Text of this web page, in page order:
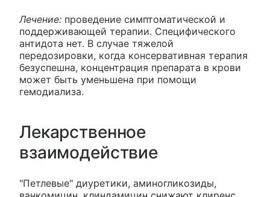
Лечение: проведение симптоматической и
поддерживающей терапии. Специфического
антидота нет. В случае тяжелой
передозировки, когда консервативная терапия
безуспешна, концентрация препарата в крови
может быть уменьшена при помощи
гемодиализа.
Лекарственное
взаимодействие
"Петлевые" диуретики, аминогликозиды,